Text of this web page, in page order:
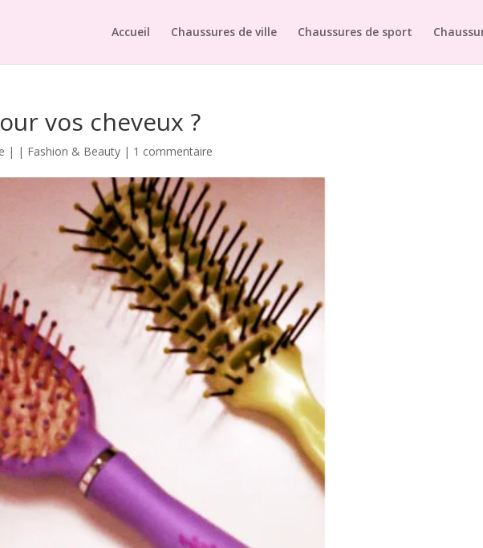
Accueil Chaussures de ville Chaussures de sport
vos cheveux ?
| | Fashion & Beauty | 1 commentaire